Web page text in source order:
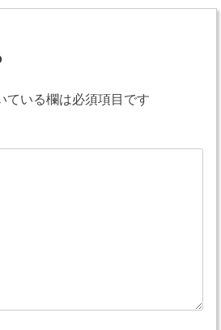
ている欄は必須項目です